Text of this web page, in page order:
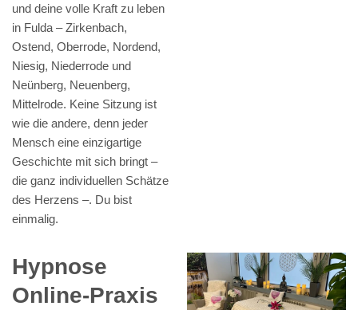
und deine volle Kraft zu leben
in Fulda – Zirkenbach,
Ostend, Oberrode, Nordend,
Niesig, Niederrode und
Neünberg, Neuenberg,
Mittelrode. Keine Sitzung ist
wie die andere, denn jeder
Mensch eine einzigartige
Geschichte mit sich bringt –
die ganz individuellen Schätze
des Herzens –. Du bist
einmalig.
Hypnose
Online-Praxis